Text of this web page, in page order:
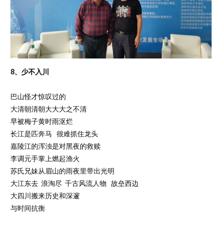
8、少不入川
巴山怪才惊叹过的
大清朝清朝大大大之不清
早被梅子黄时雨沤烂
长江是匹奔马 很难抓住龙头
嘉陵江的浑浊是对黑夜的救赎
李调元手掌上燃起渔火
苏氏兄妹从眉山的雨夜里带出光明
大江东去 浪淘尽 千古风流人物 故垒西边
大四川搬来历史和深邃
与时间抗衡